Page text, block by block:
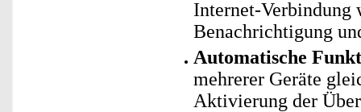
Internet-Verbindung
Benachrichtigung
Automatische
mehrerer Geräte
Aktivierung der